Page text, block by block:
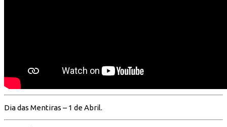
Dia das Mentiras – 1 de Abril.